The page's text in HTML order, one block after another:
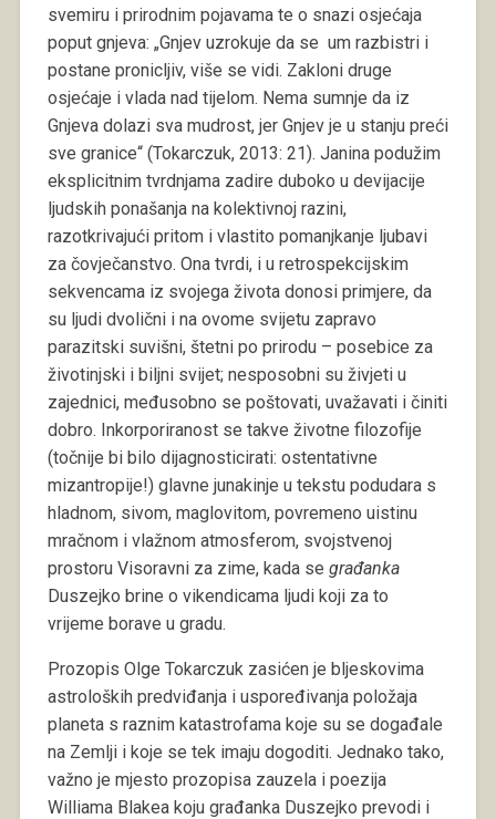
svemiru i prirodnim pojavama te o snazi osjećaja
poput gnjeva: „Gnjev uzrokuje da se um razbistri i
postane pronicljiv, više se vidi. Zakloni druge
osjećaje i vlada nad tijelom. Nema sumnje da iz
Gnjeva dolazi sva mudrost, jer Gnjev je u stanju preći
sve granice“ (Tokarczuk, 2013: 21). Janina podužim
eksplicitnim tvrdnjama zadire duboko u devijacije
ljudskih ponašanja na kolektivnoj razini,
razotkrivajući pritom i vlastito pomanjkanje ljubavi
za čovječanstvo. Ona tvrdi, i u retrospekcijskim
sekvencama iz svojega života donosi primjere, da
su ljudi dvolični i na ovome svijetu zapravo
parazitski suvišni, štetni po prirodu – posebice za
životinjski i biljni svijet; nesposobni su živjeti u
zajednici, međusobno se poštovati, uvažavati i činiti
dobro. Inkorporiranost se takve životne filozofije
(točnije bi bilo dijagnosticirati: ostentativne
mizantropije!) glavne junakinje u tekstu podudara s
hladnom, sivom, maglovitom, povremeno uistinu
mračnom i vlažnom atmosferom, svojstvenoj
prostoru Visoravni za zime, kada se građanka
Duszejko brine o vikendicama ljudi koji za to
vrijeme borave u gradu.
Prozopis Olge Tokarczuk zasićen je bljeskovima
astroloških predviđanja i uspoređivanja položaja
planeta s raznim katastrofama koje su se događale
na Zemlji i koje se tek imaju dogoditi. Jednako tako,
važno je mjesto prozopisa zauzela i poezija
Williama Blakea koju građanka Duszejko prevodi i